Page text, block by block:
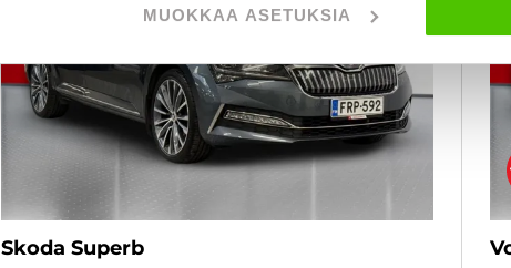
MUOKKAA ASETUKSIA
Skoda Superb